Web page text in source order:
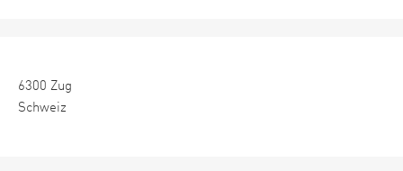
6300 Zug
Schweiz